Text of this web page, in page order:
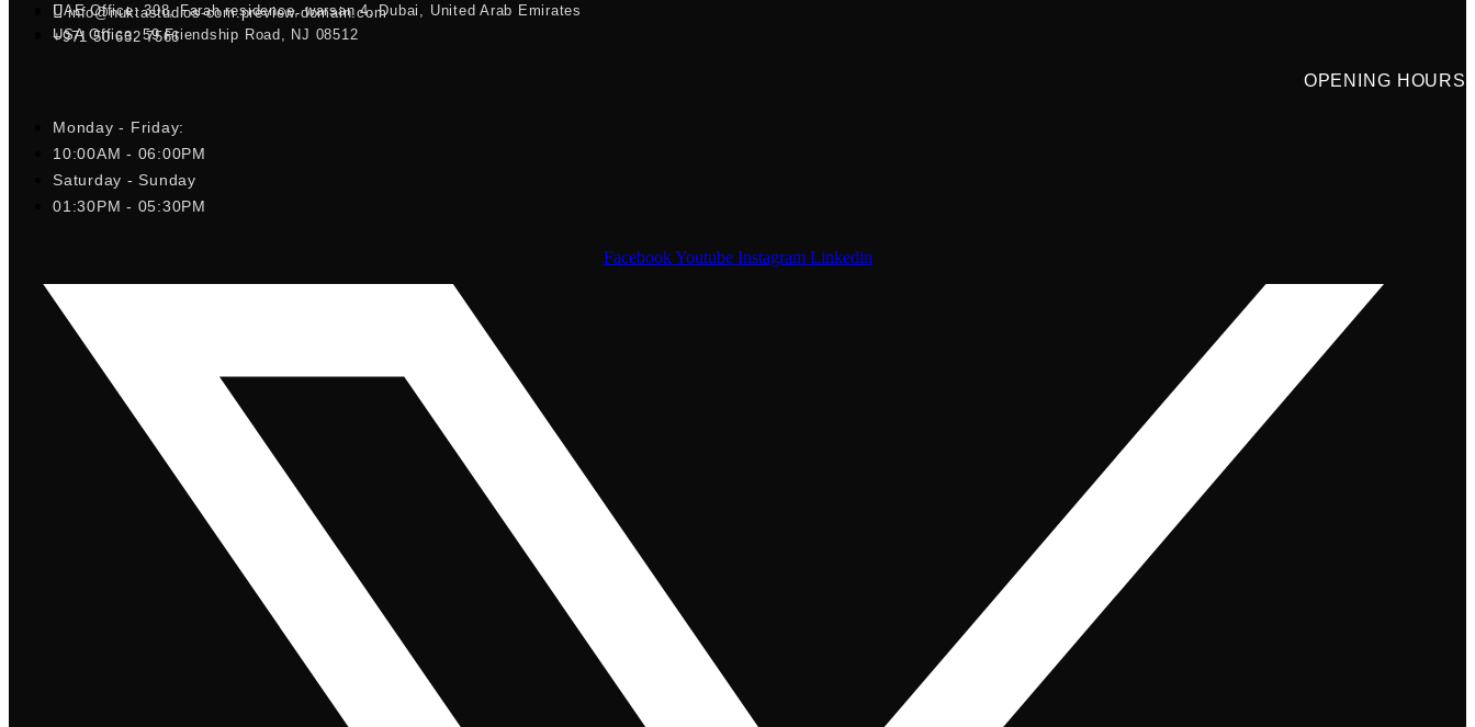
info@nuktastudios-com.preview-domain.com
UAE Office: 308, Farah residence, warsan 4, Dubai, United Arab Emirates
+971 50 632 7566
USA Office: 59 Friendship Road, NJ 08512
OPENING HOURS
Monday - Friday:
10:00AM - 06:00PM
Saturday - Sunday
01:30PM - 05:30PM
Facebook Youtube Instagram Linkedin